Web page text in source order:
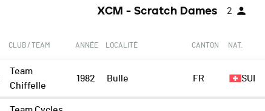
XCM - Scratch Dames 2
CLUB / TEAM ANNÉE LOCALITÉ CANTON NAT.
Team
Chiffelle
1982 Bulle FR SUI